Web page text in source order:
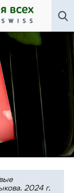
Шесть
2024 г.